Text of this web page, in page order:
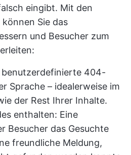
eingibt. Mit den
Sie das
und Besucher zum
benutzerdefinierte 404-
Sprache – idealerweise im
der Rest Ihrer Inhalte.
enthalten: Eine
Besucher das Gesuchte
freundliche Meldung,